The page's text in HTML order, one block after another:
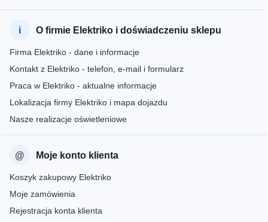
O firmie Elektriko i doświadczeniu sklepu
Firma Elektriko - dane i informacje
Kontakt z Elektriko - telefon, e-mail i formularz
Praca w Elektriko - aktualne informacje
Lokalizacja firmy Elektriko i mapa dojazdu
Nasze realizacje oświetleniowe
Moje konto klienta
Koszyk zakupowy Elektriko
Moje zamówienia
Rejestracja konta klienta